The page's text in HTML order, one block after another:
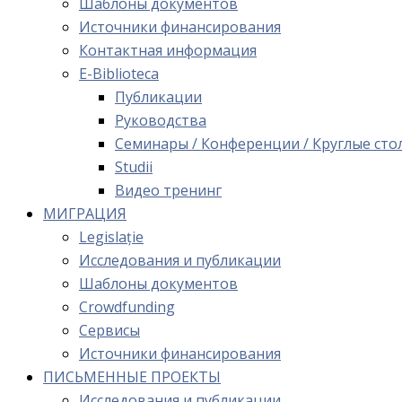
Источники финансирования
Контактная информация
E-Biblioteca
Публикации
Руководства
Семинары / Конференции / Круглые
Studii
Видео тренинг
МИГРАЦИЯ
Legislație
Исследования и публикации
Шаблоны документов
Crowdfunding
Сервисы
Источники финансирования
ПИСЬМЕННЫЕ ПРОЕКТЫ